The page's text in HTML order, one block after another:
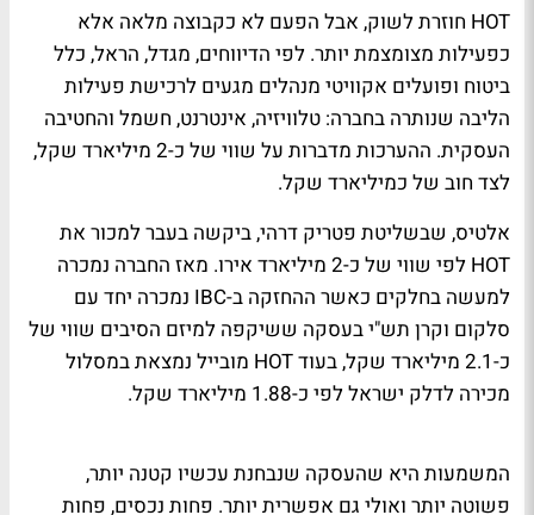
HOT חוזרת לשוק, אבל הפעם לא כקבוצה מלאה אלא
כפעילות מצומצמת יותר. לפי הדיווחים, מגדל, הראל, כלל
ביטוח ופועלים אקוויטי מנהלים מגעים לרכישת פעילות
הליבה שנותרה בחברה: טלוויזיה, אינטרנט, חשמל והחטיבה
העסקית. ההערכות מדברות על שווי של כ-2 מיליארד שקל,
לצד חוב של כמיליארד שקל.
אלטיס, שבשליטת פטריק דרהי, ביקשה בעבר למכור את
HOT
לפי שווי של כ-2 מיליארד אירו. מאז החברה נמכרה
למעשה בחלקים כאשר ההחזקה ב-IBC נמכרה יחד עם
סלקום וקרן תש"י בעסקה ששיקפה למיזם הסיבים שווי של
כ-2.1 מיליארד שקל, בעוד
HOT מובייל נמצאת במסלול
מכירה לדלק ישראל לפי כ-1.88 מיליארד שקל.
המשמעות היא שהעסקה שנבחנת עכשיו קטנה יותר,
פשוטה יותר ואולי גם אפשרית יותר. פחות נכסים, פחות